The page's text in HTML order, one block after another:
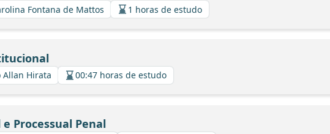
Fontana de Mattos 1 horas de estudo
Allan Hirata 00:47 horas de estudo
Processual Penal